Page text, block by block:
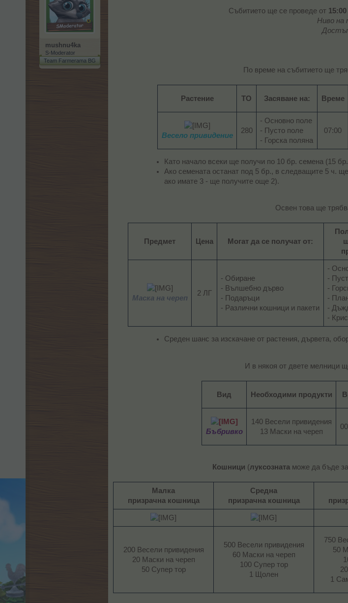
mushnu4ka
S-Moderator
Team Farmerama BG
Събитието ще се проведе от 15:00
Ниво на
По време на събитието ще
Растение ТО Засяване на: Време
Весело привидение
280​
- Основно поле
- Пусто поле
- Горска поляна
07:00​
Като начало всеки ще получи по 10 бр. семена (15
Ако семената останат под 5 бр., в следващите 5 ч.
ако имате 3 - ще получите още 2).
Освен това ще
Предмет Цена Могат да се получат от:
Маска на череп
2 ЛГ​
- Обиране
- Вълшебно дърво
- Подаръци
- Различни кошници и пакети​
-
-
-
-
-
-
Среден шанс за изскачане от растения, дървета,
И в някоя от двете мелници
Вид Необходими продукти
Бъбривко
140 Весели привидения
13 Маски на череп​
Кошници (луксозната може да бъде
Малка
призрачна кошница
Средна
призрачна кошница
200 Весели привидения
20 Маски на череп
50 Супер тор​
500 Весели привидения
60 Маски на череп
100 Супер тор
1 Щолен​
750
50
1